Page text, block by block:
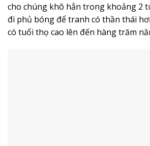
cho chúng khô hẳn trong khoảng 2
đi phủ bóng để tranh có thần thái
có tuổi thọ cao lên đến hàng trăm